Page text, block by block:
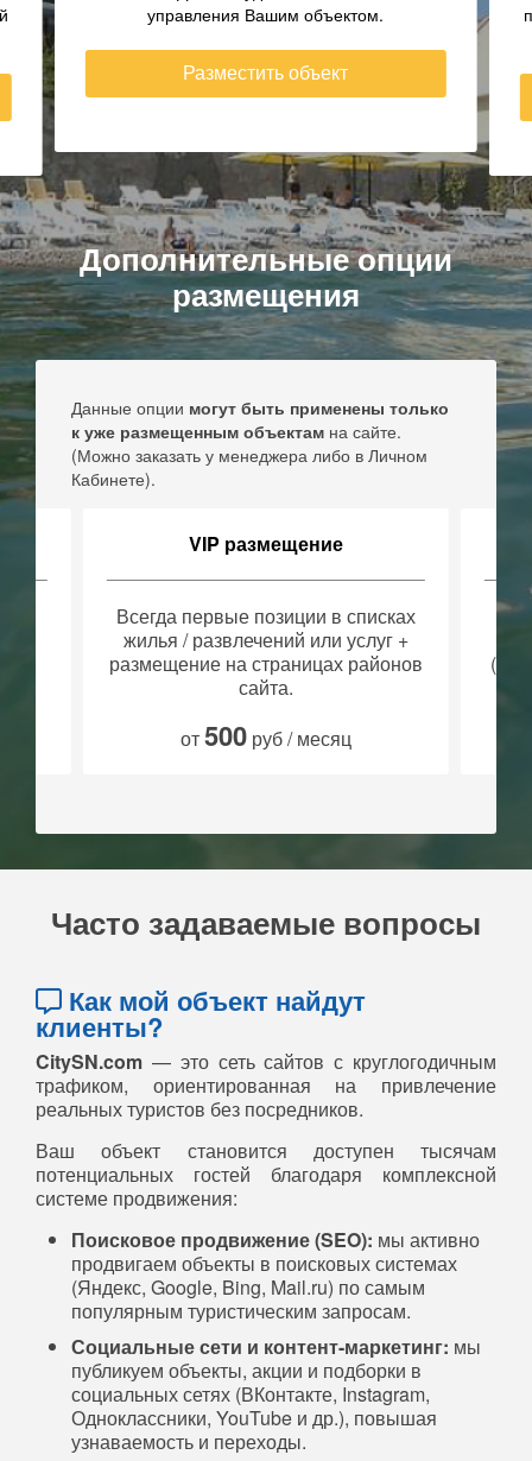
прямым контактам! Для Вас удобный личный
Разместить объект
Дополнительные опции
размещения
Данные опции могут быть применены только
к уже размещенным объектам на сайте.
(Можно заказать у менеджера либо в Личном
Кабинете).
Баннерное размещение
Прямой переход на Ваш объект в
правом столбце сайта
(размещается практически на всех
страницах сайта).
от2500руб / месяц
Часто задаваемые вопросы
Как мой объект найдут
клиенты?
CitySN.com — это сеть сайтов с круглогодичным
трафиком, ориентированная на привлечение
реальных туристов без посредников.
Ваш объект становится доступен тысячам
потенциальных гостей благодаря комплексной
системе продвижения:
Поисковое продвижение (SEO): мы активно
продвигаем объекты в поисковых системах
(Яндекс, Google, Bing, Mail.ru) по самым
популярным туристическим запросам.
Социальные сети и контент-маркетинг: мы
публикуем объекты, акции и подборки в
социальных сетях (ВКонтакте, Instagram,
Одноклассники, YouTube и др.), повышая
узнаваемость и переходы.